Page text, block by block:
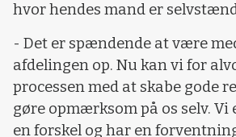
hvor hendes mand er
- Det er spændende at være
afdelingen op. Nu kan vi for
processen med at skabe gode
gøre opmærksom på os selv.
en forskel og har en